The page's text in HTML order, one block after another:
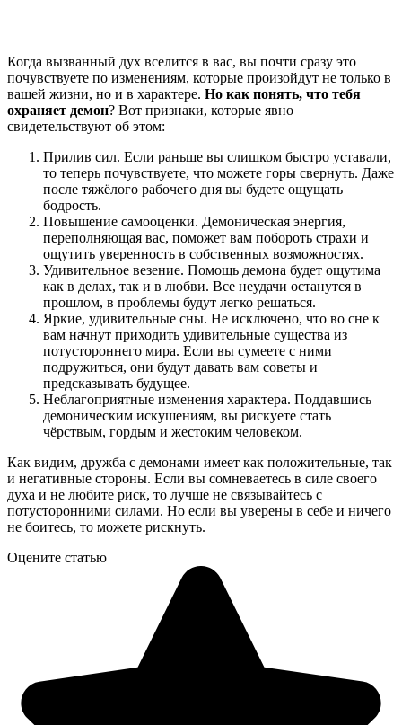
Когда вызванный дух вселится в вас, вы почти сразу это
почувствуете по изменениям, которые произойдут не только в
вашей жизни, но и в характере. Но как понять, что тебя
охраняет демон? Вот признаки, которые явно
свидетельствуют об этом:
Прилив сил. Если раньше вы слишком быстро уставали,
то теперь почувствуете, что можете горы свернуть. Даже
после тяжёлого рабочего дня вы будете ощущать
бодрость.
Повышение самооценки. Демоническая энергия,
переполняющая вас, поможет вам побороть страхи и
ощутить уверенность в собственных возможностях.
Удивительное везение. Помощь демона будет ощутима
как в делах, так и в любви. Все неудачи останутся в
прошлом, в проблемы будут легко решаться.
Яркие, удивительные сны. Не исключено, что во сне к
вам начнут приходить удивительные существа из
потустороннего мира. Если вы сумеете с ними
подружиться, они будут давать вам советы и
предсказывать будущее.
Неблагоприятные изменения характера. Поддавшись
демоническим искушениям, вы рискуете стать
чёрствым, гордым и жестоким человеком.
Как видим, дружба с демонами имеет как положительные, так
и негативные стороны. Если вы сомневаетесь в силе своего
духа и не любите риск, то лучше не связывайтесь с
потусторонними силами. Но если вы уверены в себе и ничего
не боитесь, то можете рискнуть.
Оцените статью